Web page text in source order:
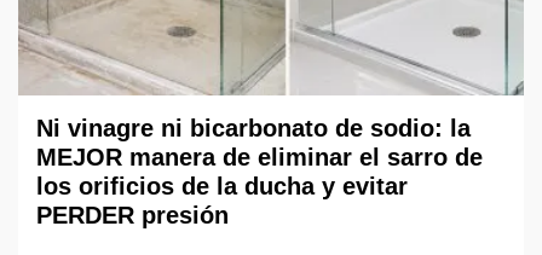
Ni vinagre ni bicarbonato de sodio: la
MEJOR manera de eliminar el sarro de
los orificios de la ducha y evitar
PERDER presión